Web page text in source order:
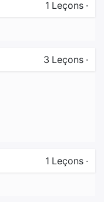
1 Leçons ·
3 Leçons ·
1 Leçons ·